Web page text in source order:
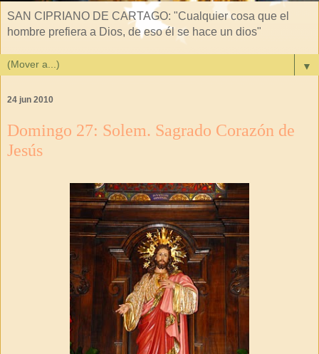
SAN CIPRIANO DE CARTAGO: "Cualquier cosa que el
hombre prefiera a Dios, de eso él se hace un dios"
▼
24 jun 2010
Domingo 27: Solem. Sagrado Corazón de
Jesús